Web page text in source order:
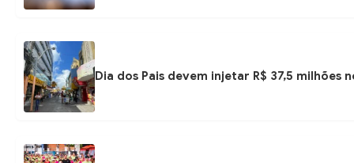
Dia dos Pais devem injetar R$ 37,5 milhões